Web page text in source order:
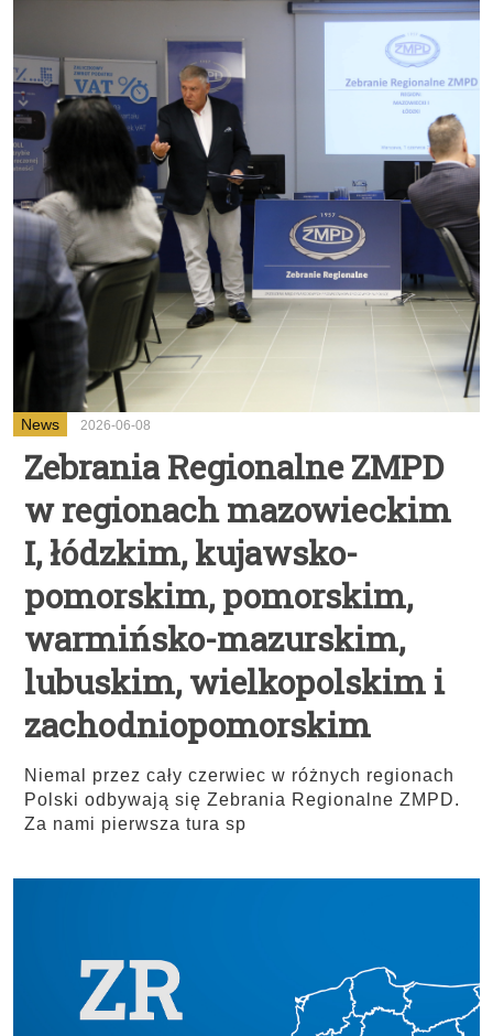
News 2026-06-08
Zebrania Regionalne ZMPD
w regionach mazowieckim
I, łódzkim, kujawsko-
pomorskim, pomorskim,
warmińsko-mazurskim,
lubuskim, wielkopolskim i
zachodniopomorskim
Niemal przez cały czerwiec w różnych regionach
Polski odbywają się Zebrania Regionalne ZMPD.
Za nami pierwsza tura sp